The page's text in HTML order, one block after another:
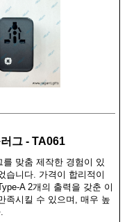
그 - TA061
맞춤 제작한 경험이 있
습니다. 가격이 합리적이
A 2개의 출력을 갖춘 이
족시킬 수 있으며, 매우 높